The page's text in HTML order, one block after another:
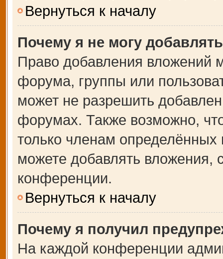
Вернуться к началу
Почему я не могу
Право добавления вложений
форума, группы или
может не разрешить
форумах. Также возможно,
только членам
можете добавлять вложения,
конференции.
Вернуться к началу
Почему я получил
На каждой конференции